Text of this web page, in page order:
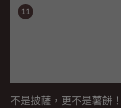
11
不是披薩，更不是薯餅